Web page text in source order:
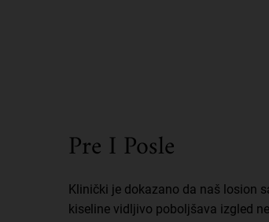
Pre I Posle
Klinički je dokazano da naš losion
kiseline vidljivo poboljšava izgled